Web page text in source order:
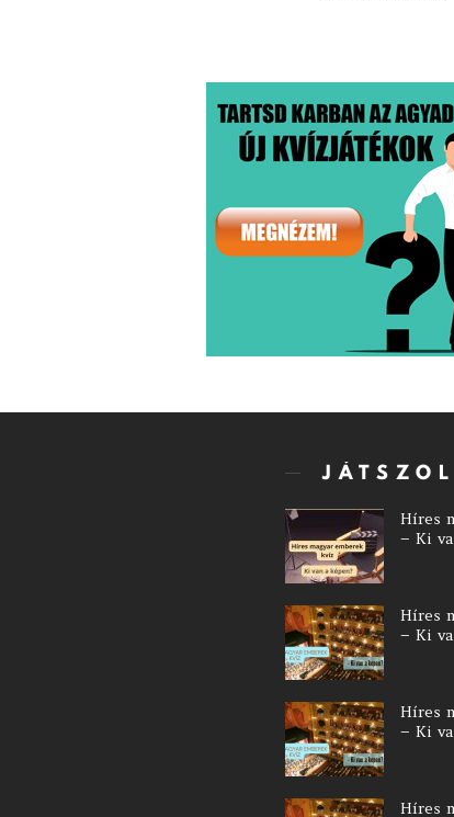
Híres
– Ki
Híres
– Ki
Híres
– Ki
Híres